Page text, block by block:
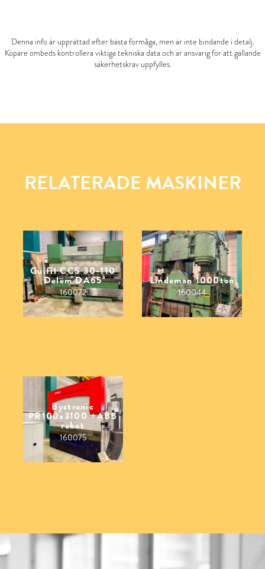
Denna info är upprättad efter bästa förmåga, men är inte bindande i detalj.
Köpare ombeds kontrollera viktiga tekniska data och är ansvarig för att gällande
säkerhetskrav uppfylles.
RELATERADE MASKINER
Guifil CCS 30-110
Delem DA65
160072
Lindeman 1000ton
160044
Bystronic
PR100x3100 +ABB
robot
160075